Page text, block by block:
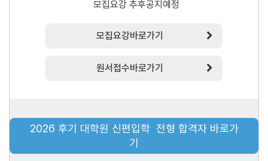
모집요강 추후공지예정
모집요강바로가기 chevron_right
원서접수바로가기 chevron_right
2026 후기 대학원 신편입학 전형 합격자 바로가
기